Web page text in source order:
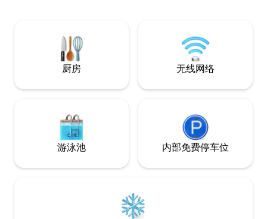
Bar Stores，供应早餐、午餐、蛋糕和杂
厨房 无线网络
游泳池 内部免费停车位